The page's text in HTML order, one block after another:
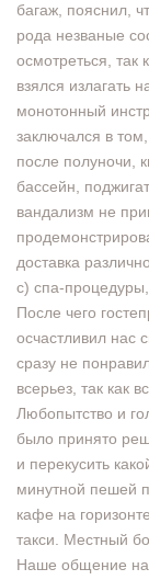
багаж, пояснил,
рода незваные
осмотреться, так
взялся излагать
монотонный
заключался в
после полуночи,
бассейн,
вандализм не
доставка
с) спа-
После чего
осчастливил нас
сразу не
всерьез, так как
Любопытство и
было принято
и перекусить
минутной пешей
кафе на
такси. Местный
Наше общение